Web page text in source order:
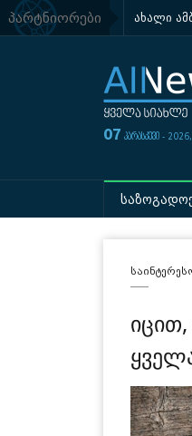
პარტნიორები ახალი
07 პარასკევი -